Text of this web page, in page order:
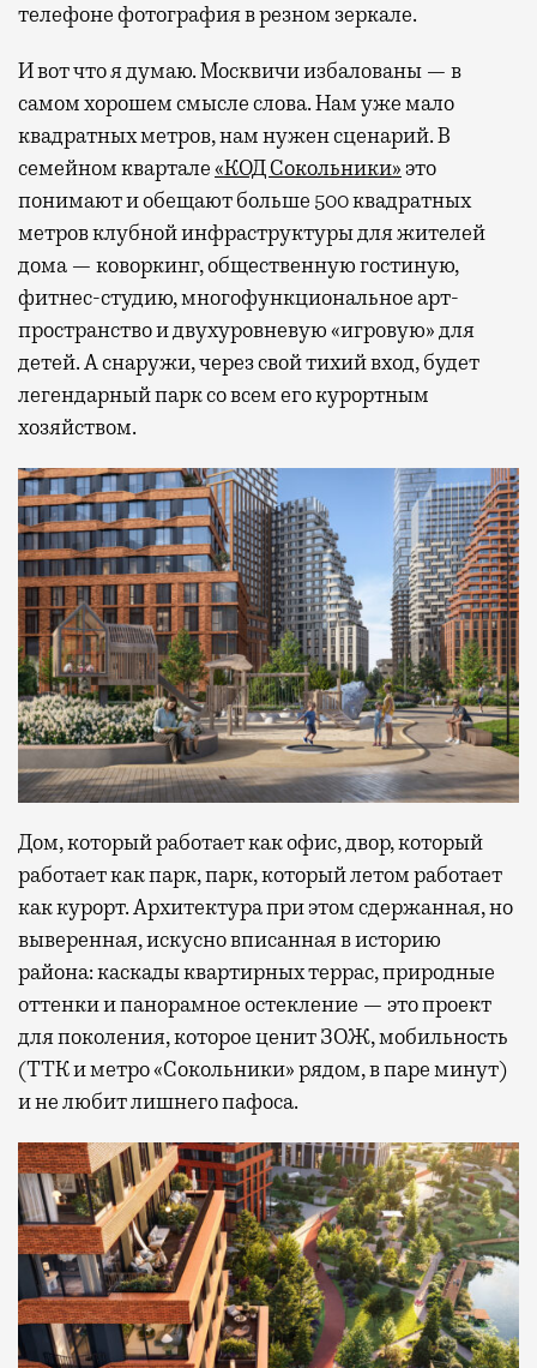
телефоне фотография в резном зеркале.
И вот что я думаю. Москвичи избалованы — в
самом хорошем смысле слова. Нам уже мало
квадратных метров, нам нужен сценарий. В
семейном квартале«КОД Сокольники»это
понимают и обещают больше 500 квадратных
метров клубной инфраструктуры для жителей
дома — коворкинг, общественную гостиную,
фитнес-студию, многофункциональное арт-
пространство и двухуровневую «игровую» для
детей. А снаружи, через свой тихий вход, будет
легендарный парк со всем его курортным
хозяйством.
Дом, который работает как офис, двор, который
работает как парк, парк, который летом работает
как курорт. Архитектура при этом сдержанная, но
выверенная, искусно вписанная в историю
района: каскады квартирных террас, природные
оттенки и панорамное остекление — это проект
для поколения, которое ценит ЗОЖ, мобильность
(ТТК и метро «Сокольники» рядом, в паре минут)
и не любит лишнего пафоса.